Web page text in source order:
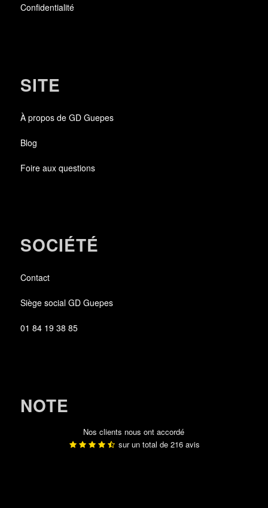
Confidentialité
SITE
À propos de GD Guepes
Blog
Foire aux questions
SOCIÉTÉ
Contact
Siège social GD Guepes
01 84 19 38 85
NOTE
Nos clients nous ont accordé
sur un total de 216avis